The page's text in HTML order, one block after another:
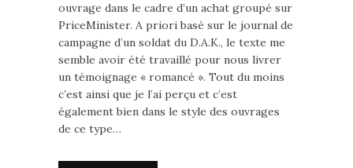
ouvrage dans le cadre d’un achat groupé sur
PriceMinister. A priori basé sur le journal de
campagne d’un soldat du D.A.K., le texte me
semble avoir été travaillé pour nous livrer
un témoignage « romancé ». Tout du moins
c’est ainsi que je l’ai perçu et c’est
également bien dans le style des ouvrages
de ce type…